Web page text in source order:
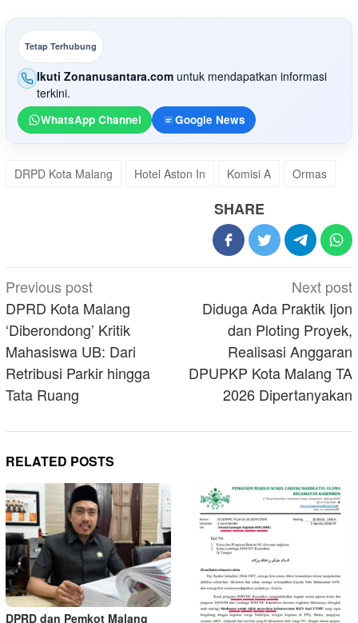
Tetap Terhubung
Ikuti Zonanusantara.com untuk mendapatkan informasi
terkini.
WhatsApp Channel Google News
DRPD Kota Malang Hotel Aston In Komisi A Ormas
SHARE
Post
navigation
Previous post
DPRD Kota Malang
‘Diberondong’ Kritik
Mahasiswa UB: Dari
Retribusi Parkir hingga
Tata Ruang
Next post
Diduga Ada Praktik Ijon
dan Ploting Proyek,
Realisasi Anggaran
DPUPKP Kota Malang TA
2026 Dipertanyakan
RELATED POSTS
DPRD dan Pemkot Malang